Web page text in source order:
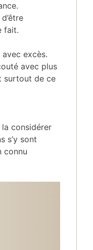
fait.
excès.
avec plus
surtout de ce
la considérer
s’y sont
connu